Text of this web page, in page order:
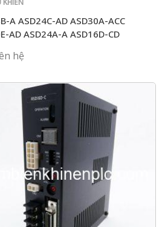
KHIỂN
A ASD24C-AD ASD30A-ACC
AD ASD24A-A ASD16D-CD
hệ